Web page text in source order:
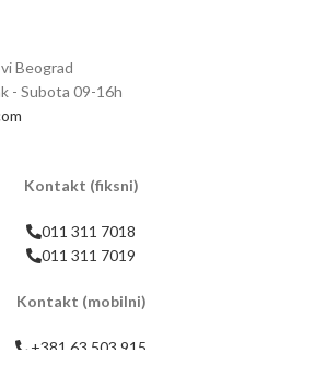
Beograd
- Subota 09-16h
Kontakt (fiksni)
011 311 7018
011 311 7019
Kontakt (mobilni)
+381 63 503 915